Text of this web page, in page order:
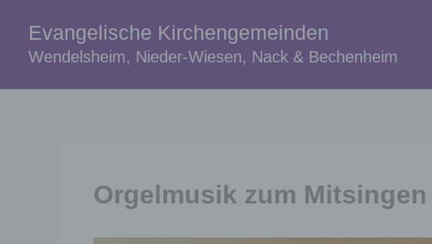
Inhalt
springen
Evangelische Kirchengemeinden
Wendelsheim, Nieder-Wiesen, Nack & Bechenheim
Orgelmusik zum Mitsingen